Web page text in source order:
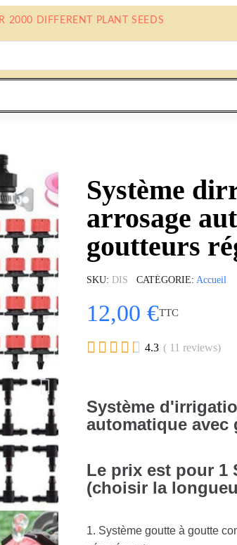
2000 DIFFERENT PLANT SEEDS
Système
arrosage
goutteurs
SKU DIS CATÉGORIE Accueil
12,00 €TTC
     4.3 ( 11 reviews)
Système
automatique avec
Le prix est pour 1
(choisir la
1. Système goutte à goutte